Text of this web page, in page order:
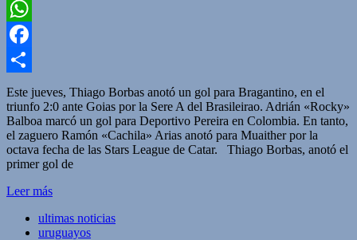
Twitter
WhatsApp
Facebook
Compartir
Este jueves, Thiago Borbas anotó un gol para Bragantino, en el
triunfo 2:0 ante Goias por la Sere A del Brasileirao. Adrián «Rocky»
Balboa marcó un gol para Deportivo Pereira en Colombia. En tanto,
el zaguero Ramón «Cachila» Arias anotó para Muaither por la
octava fecha de las Stars League de Catar. Thiago Borbas, anotó el
primer gol de
Leer más
ultimas noticias
uruguayos